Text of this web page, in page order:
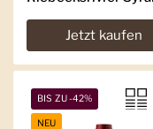
Jetzt kaufen
BIS ZU -42%
NEU